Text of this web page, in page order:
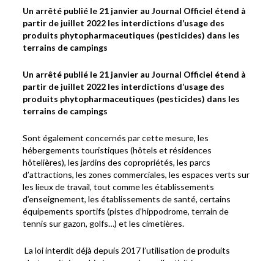
Un arrêté publié le 21 janvier au Journal Officiel étend à
partir de juillet 2022 les interdictions d’usage des
produits phytopharmaceutiques (pesticides) dans les
terrains de campings
Un arrêté publié le 21 janvier au Journal Officiel étend à
partir de juillet 2022 les interdictions d’usage des
produits phytopharmaceutiques (pesticides) dans les
terrains de campings
Sont également concernés par cette mesure, les
hébergements touristiques (hôtels et résidences
hôtelières), les jardins des copropriétés, les parcs
d’attractions, les zones commerciales, les espaces verts sur
les lieux de travail, tout comme les établissements
d’enseignement, les établissements de santé, certains
équipements sportifs (pistes d’hippodrome, terrain de
tennis sur gazon, golfs…) et les cimetières.
La loi interdit déjà depuis 2017 l’utilisation de produits